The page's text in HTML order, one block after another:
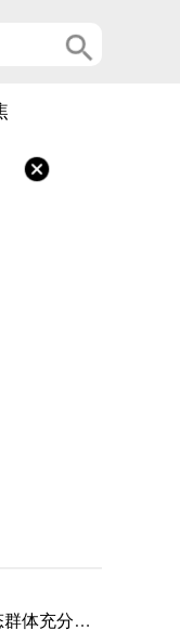
崇信县“四项”措施靶向发力 促进新业态群体充分就业